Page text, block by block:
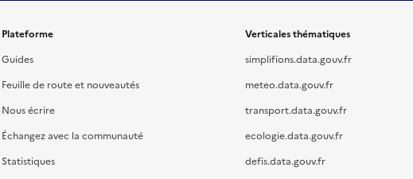
Plateforme
Guides
Feuille de route et nouveautés
Nous écrire
Échangez avec la communauté
Statistiques
Verticales thématiques
simplifions.data.gouv.fr
meteo.data.gouv.fr
transport.data.gouv.fr
ecologie.data.gouv.fr
defis.data.gouv.fr